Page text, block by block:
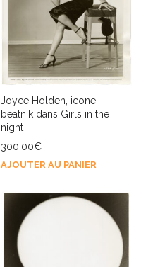
Joyce Holden, icone
beatnik dans Girls in the
night
300,00€
AJOUTER AU PANIER